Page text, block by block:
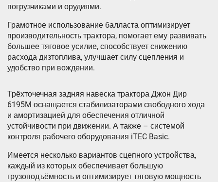
погрузчиками и орудиями.
Грамотное использование балласта оптимизирует
производительность трактора, помогает ему развивать
большее тяговое усилие, способствует снижению
расхода дизтоплива, улучшает силу сцепления и
удобство при вождении.
Трёхточечная задняя навеска трактора Джон Дир
6195M оснащается стабилизаторами свободного хода
и амортизацией для обеспечения отличной
устойчивости при движении. А также – системой
контроля рабочего оборудования iTEC Basic.
Имеется несколько вариантов сцепного устройства,
каждый из которых обеспечивает большую
грузоподъёмность и оптимизирует тяговую мощность